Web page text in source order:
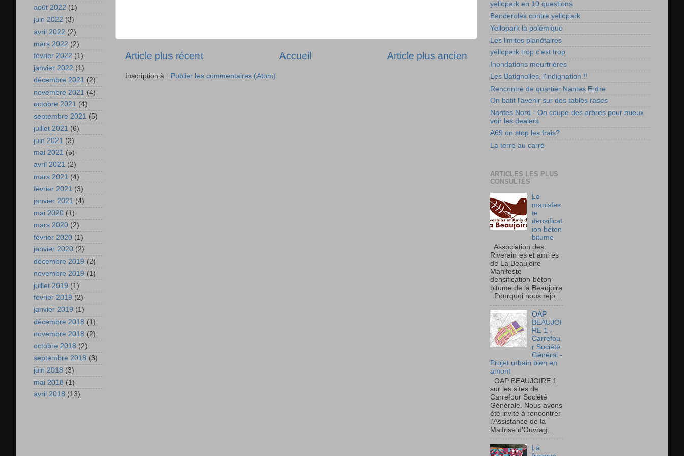
Article plus récent Article plus ancien
Accueil
Inscription à : Publier les commentaires (Atom)
août 2022 (1)
juin 2022 (3)
avril 2022 (2)
mars 2022 (2)
février 2022 (1)
janvier 2022 (1)
décembre 2021 (2)
novembre 2021 (4)
octobre 2021 (4)
septembre 2021 (5)
juillet 2021 (6)
juin 2021 (3)
mai 2021 (5)
avril 2021 (2)
mars 2021 (4)
février 2021 (3)
janvier 2021 (4)
mai 2020 (1)
mars 2020 (2)
février 2020 (1)
janvier 2020 (2)
décembre 2019 (2)
novembre 2019 (1)
juillet 2019 (1)
février 2019 (2)
janvier 2019 (1)
décembre 2018 (1)
novembre 2018 (2)
octobre 2018 (2)
septembre 2018 (3)
juin 2018 (3)
mai 2018 (1)
avril 2018 (13)
yellopark en 10 questions
Banderoles contre yellopark
Yellopark la polémique
Les limites planétaires
yellopark trop c'est trop
Inondations meurtrières
Les Batignolles, l'indignation !!
Rencontre de quartier Nantes Erdre
On batit l'avenir sur des tables rases
Nantes Nord - On coupe des arbres pour mieux
voir les dealers
A69 on stop les frais?
La terre au carré
ARTICLES LES PLUS
CONSULTÉS
Le
manisfes
te
densificat
ion béton
bitume
Association des
Riverain·es et ami·es
de La Beaujoire
Manifeste
densification-béton-
bitume de la Beaujoire
Pourquoi nous rejo...
OAP
BEAUJOI
RE 1 -
Carrefou
r Société
Général -
Projet urbain bien en
amont
OAP BEAUJOIRE 1
sur les sites de
Carrefour Société
Générale. Nous avons
été invité à rencontrer
l’Assistance de la
Maitrise d'Ouvrag...
La